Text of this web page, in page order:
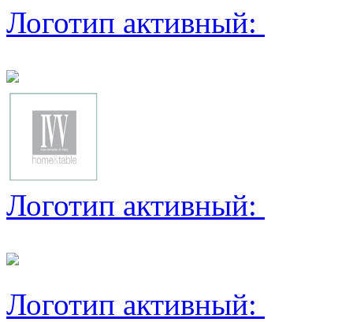
Логотип активный:
Логотип активный:
Логотип активный: